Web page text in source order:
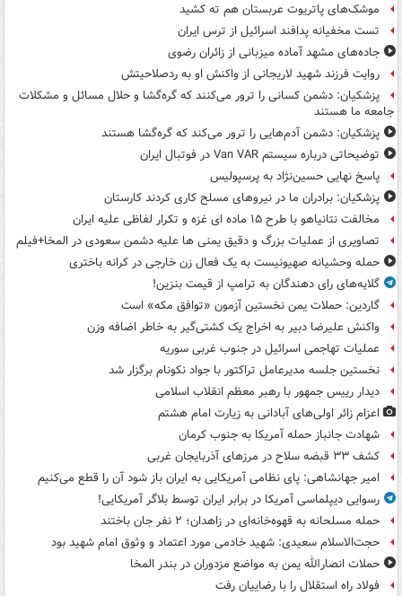
موشک‌های پاتریوت عربستان هم ته‌ کشید
تست مخفیانه پدافند اسرائیل از ترس ایران
جاده‌های مشهد آماده میزبانی از زائران رضوی
روایت فرزند شهید لاریجانی از واکنش او به ردصلاحیتش
پزشکیان: دشمن کسانی را ترور می‌کنند که گره‌گشا و حلال مسائل و مشکلات
جامعه ما هستند
پزشکیان: دشمن آدم‌هایی را ترور می‌کند که گره‌گشا هستند
توضیحاتی درباره سیستم Van VAR در فوتبال ایران
پاسخ نهایی حسین‌نژاد به پرسپولیس
پزشکیان: برادران ما در نیروهای مسلح کاری کردند کارستان
مخالفت نتانیاهو با طرح ۱۵ ماده ای غزه و تکرار لفاظی علیه ایران
تصاویری از عملیات بزرگ و دقیق یمنی ها علیه دشمن سعودی در المخا+فیلم
حمله وحشیانه صهیونیست به یک فعال زن خارجی در کرانه باختری
گلایه‌های رای دهندگان به ترامپ از قیمت بنزین!
گاردین: حملات یمن نخستین آزمون «توافق مکه» است
واکنش علیرضا دبیر به اخراج یک کشتی‌گیر به خاطر اضافه وزن
عملیات تهاجمی اسرائیل در جنوب غربی سوریه
نخستین جلسه مدیرعامل تراکتور با جواد نکونام برگزار شد
دیدار رییس جمهور با رهبر معظم انقلاب اسلامی
اعزام زائر اولی‌های آبادانی به زیارت امام هشتم
شهادت جانباز حمله آمریکا به جنوب کرمان
کشف ۳۳ قبضه سلاح در مرزهای آذربایجان غربی
امیر جهانشاهی: پای نظامی آمریکایی به ایران باز شود آن را قطع می‌کنیم
رسوایی دیپلماسی آمریکا در برابر ایران توسط بلاگر آمریکایی!
حمله مسلحانه به قهوه‌خانه‌ای در زاهدان؛ ۲ نفر جان باختند
حجت‌الاسلام سعیدی: شهید خادمی مورد اعتماد و وثوق امام شهید بود
حملات انصارالله یمن به مواضع مزدوران در بندر المخا
فولاد راه استقلال را با رضاییان رفت